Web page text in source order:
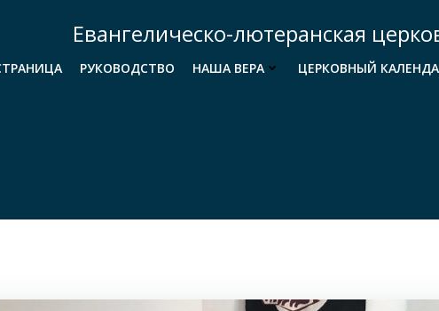
Евангелическо-лютеранская
РУКОВОДСТВО НАША ВЕРА ЦЕРКОВНЫЙ